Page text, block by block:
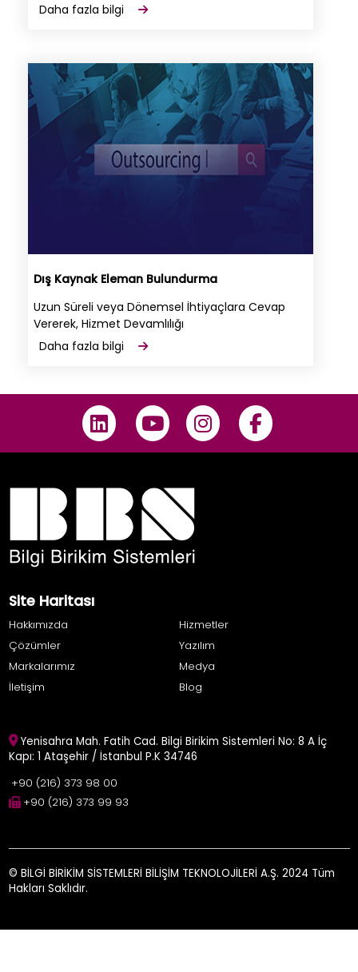
Daha fazla bilgi
Dış Kaynak Eleman Bulundurma
Uzun Süreli veya Dönemsel İhtiyaçlara Cevap
Vererek, Hizmet Devamlılığı
Daha fazla bilgi
Site Haritası
Hakkımızda
Hizmetler
Çözümler
Yazılım
Markalarımız
Medya
İletişim
Blog
Yenisahra Mah. Fatih Cad. Bilgi Birikim Sistemleri No: 8 A İç
Kapı: 1 Ataşehir / İstanbul P.K 34746
+90 (216) 373 98 00
+90 (216) 373 99 93
© BİLGİ BİRİKİM SİSTEMLERİ BİLİŞİM TEKNOLOJİLERİ A.Ş. 2024 Tüm
Hakları Saklıdır.